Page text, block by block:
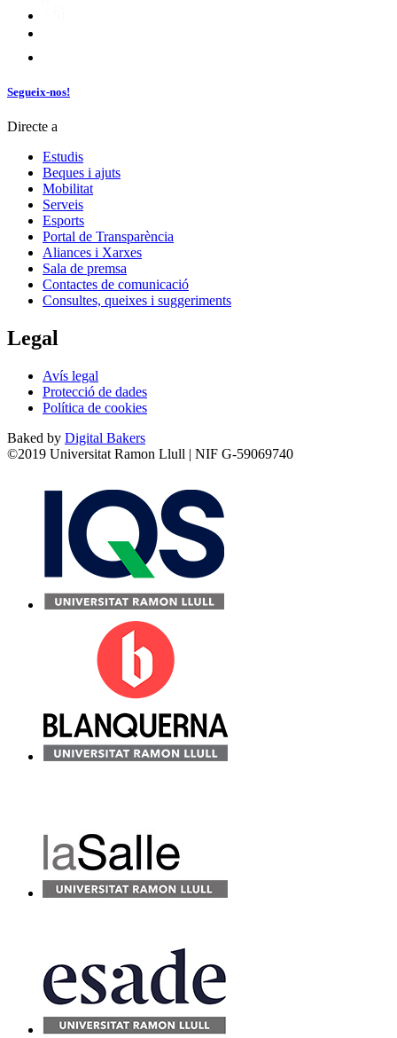
Segueix-nos!
Directe a
Estudis
Beques i ajuts
Mobilitat
Serveis
Esports
Portal de Transparència
Aliances i Xarxes
Sala de premsa
Contactes de comunicació
Consultes, queixes i suggeriments
Legal
Avís legal
Protecció de dades
Política de cookies
Baked by Digital Bakers
©2019 Universitat Ramon Llull | NIF G-59069740